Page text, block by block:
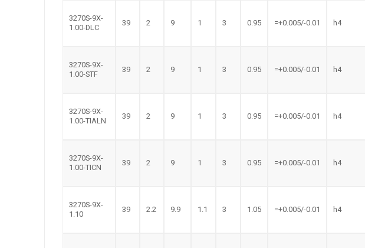
3270S-9X-
1.00-DLC
39 2 9 1 3 0.95 =+0.005/-0.01 h4
3270S-9X-
1.00-STF
39 2 9 1 3 0.95 =+0.005/-0.01 h4
3270S-9X-
1.00-TIALN
39 2 9 1 3 0.95 =+0.005/-0.01 h4
3270S-9X-
1.00-TICN
39 2 9 1 3 0.95 =+0.005/-0.01 h4
3270S-9X-
1.10
39 2.2 9.9 1.1 3 1.05 =+0.005/-0.01 h4